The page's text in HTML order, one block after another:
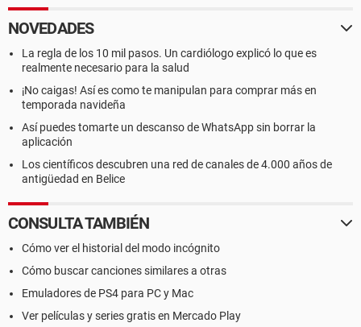
NOVEDADES
La regla de los 10 mil pasos. Un cardiólogo explicó lo que es
realmente necesario para la salud
¡No caigas! Así es como te manipulan para comprar más en
temporada navideña
Así puedes tomarte un descanso de WhatsApp sin borrar la
aplicación
Los científicos descubren una red de canales de 4.000 años de
antigüedad en Belice
CONSULTA TAMBIÉN
Cómo ver el historial del modo incógnito
Cómo buscar canciones similares a otras
Emuladores de PS4 para PC y Mac
Ver películas y series gratis en Mercado Play